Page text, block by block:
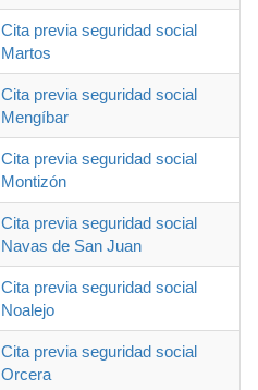
Cita previa seguridad social
Martos
Cita previa seguridad social
Mengíbar
Cita previa seguridad social
Montizón
Cita previa seguridad social
Navas de San Juan
Cita previa seguridad social
Noalejo
Cita previa seguridad social
Orcera